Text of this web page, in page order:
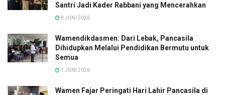
Santri Jadi Kader Rabbani yang Mencerahkan
8 JUNI 2026
Wamendikdasmen: Dari Lebak, Pancasila
Dihidupkan Melalui Pendidikan Bermutu untuk
Semua
1 JUNI 2026
Wamen Fajar Peringati Hari Lahir Pancasila di